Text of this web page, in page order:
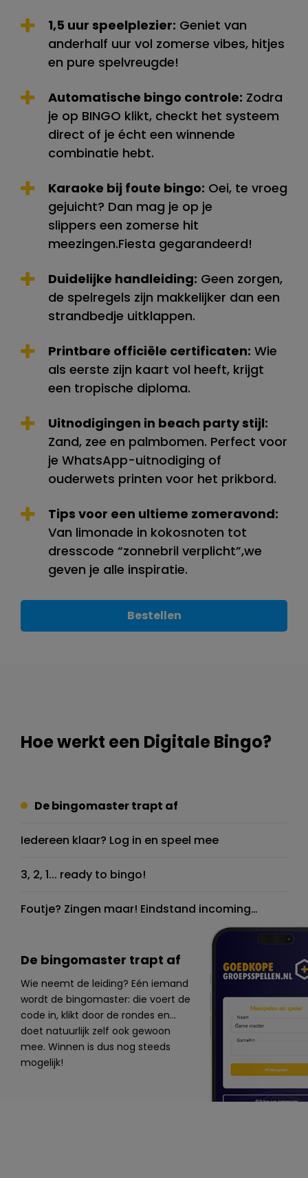
1,5 uur speelplezier: Geniet van
anderhalf uur vol zomerse vibes, hitjes
en pure spelvreugde!
Automatische bingo controle: Zodra
je op BINGO klikt, checkt het systeem
direct of je écht een winnende
combinatie hebt.
Karaoke bij foute bingo: Oei, te vroeg
gejuicht? Dan mag je op je
slippers een zomerse hit
meezingen.Fiesta gegarandeerd!
Duidelijke handleiding: Geen zorgen,
de spelregels zijn makkelijker dan een
strandbedje uitklappen.
Printbare officiële certificaten: Wie
als eerste zijn kaart vol heeft, krijgt
een tropische diploma.
Uitnodigingen in beach party stijl:
Zand, zee en palmbomen. Perfect voor
je WhatsApp-uitnodiging of
ouderwets printen voor het prikbord.
Tips voor een ultieme zomeravond:
Van limonade in kokosnoten tot
dresscode “zonnebril verplicht”,we
geven je alle inspiratie.
Bestellen
Hoe werkt een Digitale Bingo?
De bingomaster trapt af
Iedereen klaar? Log in en speel mee
3, 2, 1... ready to bingo!
Foutje? Zingen maar! Eindstand incoming…
De bingomaster trapt af
Wie neemt de leiding? Eén iemand
wordt de bingomaster: die voert de
code in, klikt door de rondes en...
doet natuurlijk zelf ook gewoon
mee. Winnen is dus nog steeds
mogelijk!